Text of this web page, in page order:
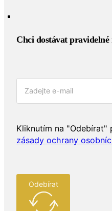
Chci dostávat
Kliknutím na "Odebírat"
zásady ochrany
Odebírat